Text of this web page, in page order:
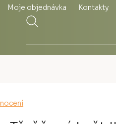
Moje objednávka Kontakty
Hledat